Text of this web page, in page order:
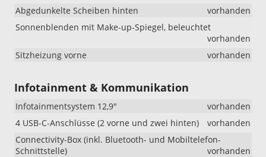
Abgedunkelte Scheiben hinten
vorhanden
Sonnenblenden mit Make-up-Spiegel, beleuchtet
vorhanden
Sitzheizung vorne
vorhanden
Infotainment & Kommunikation
Infotainmentsystem 12,9"
vorhanden
4 USB-C-Anschlüsse (2 vorne und zwei hinten)
vorhanden
Connectivity-Box (inkl. Bluetooth- und Mobiltelefon-
Schnittstelle)
vorhanden